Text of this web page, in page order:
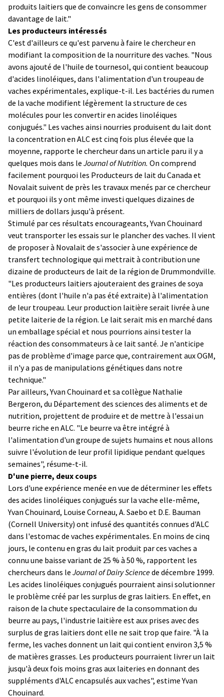
produits laitiers que de convaincre les gens de consommer
davantage de lait."
Les producteurs intéressés
C'est d'ailleurs ce qu'est parvenu à faire le chercheur en
modifiant la composition de la nourriture des vaches. "Nous
avons ajouté de l'huile de tournesol, qui contient beaucoup
d'acides linoléiques, dans l'alimentation d'un troupeau de
vaches expérimentales, explique-t-il. Les bactéries du rumen
de la vache modifient légèrement la structure de ces
molécules pour les convertir en acides linoléiques
conjugués." Les vaches ainsi nourries produisent du lait dont
la concentration en ALC est cinq fois plus élevée que la
moyenne, rapporte le chercheur dans un article paru il y a
quelques mois dans le Journal of Nutrition. On comprend
facilement pourquoi les Producteurs de lait du Canada et
Novalait suivent de près les travaux menés par ce chercheur
et pourquoi ils y ont même investi quelques dizaines de
milliers de dollars jusqu'à présent.
Stimulé par ces résultats encourageants, Yvan Chouinard
veut transporter les essais sur le plancher des vaches. Il vient
de proposer à Novalait de s'associer à une expérience de
transfert technologique qui mettrait à contribution une
dizaine de producteurs de lait de la région de Drummondville.
"Les producteurs laitiers ajouteraient des graines de soya
entières (dont l'huile n'a pas été extraite) à l'alimentation
de leur troupeau. Leur production laitière serait livrée à une
petite laiterie de la région. Le lait serait mis en marché dans
un emballage spécial et nous pourrions ainsi tester la
réaction des consommateurs à ce lait santé. Je n'anticipe
pas de problème d'image parce que, contrairement aux OGM,
il n'y a pas de manipulations génétiques dans notre
technique."
Par ailleurs, Yvan Chouinard et sa collègue Nathalie
Bergeron, du Département des sciences des aliments et de
nutrition, projettent de produire et de mettre à l'essai un
beurre riche en ALC. "Le beurre va être intégré à
l'alimentation d'un groupe de sujets humains et nous allons
suivre l'évolution de leur profil lipidique pendant quelques
semaines", résume-t-il.
D'une pierre, deux coups
Lors d'une expérience menée en vue de déterminer les effets
des acides linoléiques conjugués sur la vache elle-même,
Yvan Chouinard, Louise Corneau, A. Saebo et D.E. Bauman
(Cornell University) ont infusé des quantités connues d'ALC
dans l'estomac de vaches expérimentales. En moins de cinq
jours, le contenu en gras du lait produit par ces vaches a
connu une baisse variant de 25 % à 50 %, rapportent les
chercheurs dans le Journal of Dairy Sciencede décembre 1999.
Les acides linoléiques conjugués pourraient ainsi solutionner
le problème créé par les surplus de gras laitiers. En effet, en
raison de la chute spectaculaire de la consommation du
beurre au pays, l'industrie laitière est aux prises avec des
surplus de gras laitiers dont elle ne sait trop que faire. "À la
ferme, les vaches donnent un lait qui contient environ 3,5 %
de matières grasses. Les producteurs pourraient livrer un lait
jusqu'à deux fois moins gras aux laiteries en donnant des
suppléments d'ALC encapsulés aux vaches", estime Yvan
Chouinard.